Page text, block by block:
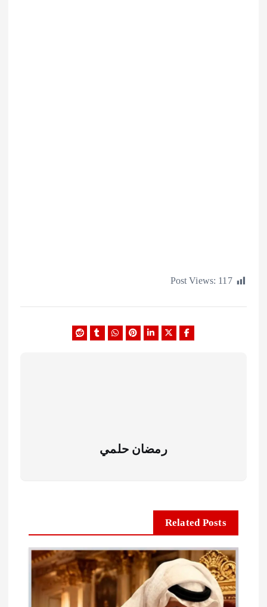
Post Views:
رمضان حلمي
Related Posts